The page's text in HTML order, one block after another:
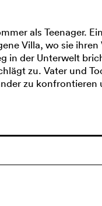
als Teenager.
Villa, wo sie
in der Unterwelt
zu. Vater und
zu konfrontieren